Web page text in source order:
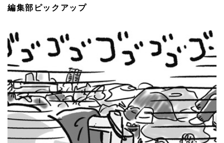
編集部ピックアップ